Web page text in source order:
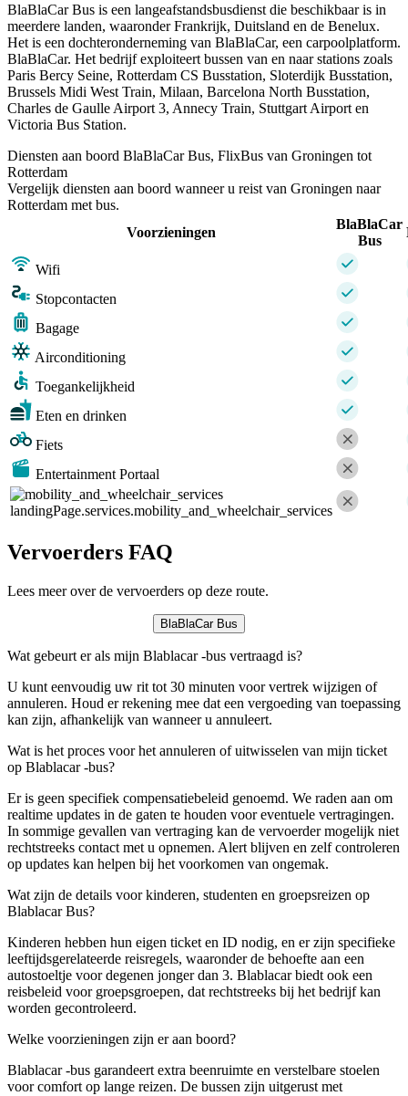
BlaBlaCar Bus is een langeafstandsbusdienst die beschikbaar is in
meerdere landen, waaronder Frankrijk, Duitsland en de Benelux.
Het is een dochteronderneming van BlaBlaCar, een carpoolplatform.
BlaBlaCar. Het bedrijf exploiteert bussen van en naar stations zoals
Paris Bercy Seine, Rotterdam CS Busstation, Sloterdijk Busstation,
Brussels Midi West Train, Milaan, Barcelona North Busstation,
Charles de Gaulle Airport 3, Annecy Train, Stuttgart Airport en
Victoria Bus Station.
Diensten aan boord BlaBlaCar Bus, FlixBus van Groningen tot
Rotterdam
Vergelijk diensten aan boord wanneer u reist van Groningen naar
Rotterdam met bus.
Voorzieningen
BlaBlaCar
Bus
Wifi
Stopcontacten
Bagage
Airconditioning
Toegankelijkheid
Eten en drinken
Fiets
Entertainment Portaal
landingPage.services.mobility_and_wheelchair_services
Vervoerders FAQ
Lees meer over de vervoerders op deze route.
BlaBlaCar Bus
Wat gebeurt er als mijn Blablacar -bus vertraagd is?
U kunt eenvoudig uw rit tot 30 minuten voor vertrek wijzigen of
annuleren. Houd er rekening mee dat een vergoeding van toepassing
kan zijn, afhankelijk van wanneer u annuleert.
Wat is het proces voor het annuleren of uitwisselen van mijn ticket
op Blablacar -bus?
Er is geen specifiek compensatiebeleid genoemd. We raden aan om
realtime updates in de gaten te houden voor eventuele vertragingen.
In sommige gevallen van vertraging kan de vervoerder mogelijk niet
rechtstreeks contact met u opnemen. Alert blijven en zelf controleren
op updates kan helpen bij het voorkomen van ongemak.
Wat zijn de details voor kinderen, studenten en groepsreizen op
Blablacar Bus?
Kinderen hebben hun eigen ticket en ID nodig, en er zijn specifieke
leeftijdsgerelateerde reisregels, waaronder de behoefte aan een
autostoeltje voor degenen jonger dan 3. Blablacar biedt ook een
reisbeleid voor groepsgroepen, dat rechtstreeks bij het bedrijf kan
worden gecontroleerd.
Welke voorzieningen zijn er aan boord?
Blablacar -bus garandeert extra beenruimte en verstelbare stoelen
voor comfort op lange reizen. De bussen zijn uitgerust met